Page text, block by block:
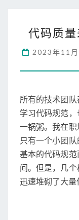
代码质量
2023年11
所有的技术团
学习代码规范
一锅粥。我在职
只有一个小团
基本的代码规
间。但是，几
迅速堆砌了大量